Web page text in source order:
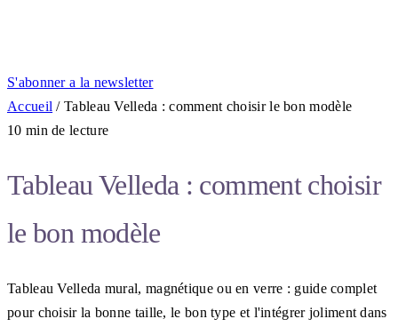
S'abonner a la newsletter
Accueil / Tableau Velleda : comment choisir le bon modèle
10 min de lecture
Tableau Velleda : comment choisir
le bon modèle
Tableau Velleda mural, magnétique ou en verre : guide complet
pour choisir la bonne taille, le bon type et l'intégrer joliment dans